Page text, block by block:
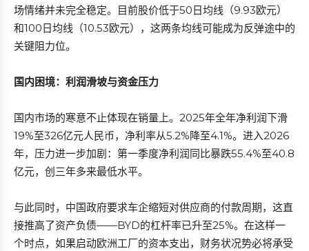
场情绪并未完全稳定。目前股价低于50日均线（9.93欧元）
和100日均线（10.53欧元），这两条均线可能成为反弹途中的
关键阻力位。
国内困境：利润滑坡与资金压力
国内市场的寒意不止体现在销量上。2025年全年净利润下滑
19%至326亿元人民币，净利率从5.2%降至4.1%。进入2026
年，压力进一步加剧：第一季度净利润同比暴跌55.4%至40.8
亿元，创三年多来最低水平。
与此同时，中国政府要求车企缩短对供应商的付款周期，这直
接推高了资产负债——BYD的杠杆率已升至25%。在这样一
个时点，如果启动欧洲工厂的资本支出，财务状况势必将承受